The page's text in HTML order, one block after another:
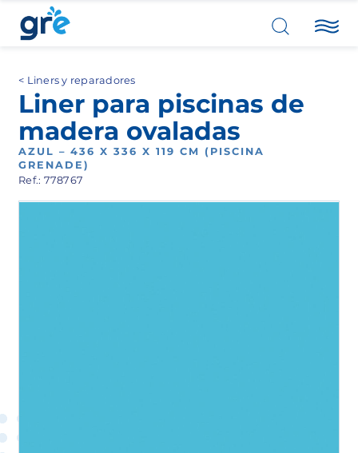
Liners y reparadores
Liner para piscinas de
madera ovaladas
AZUL – 436 X 336 X 119 CM (PISCINA
GRENADE)
Ref.: 778767